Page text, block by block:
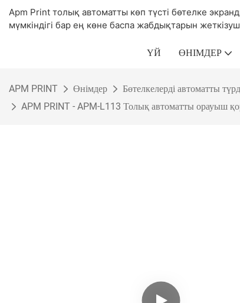
Apm Print толық автоматты көп түсті бөтелке
мүмкіндігі бар ең көне баспа жабдықтарын
ҮЙ ӨНІМДЕР
APM PRINT Өнімдер
Бөтелкелерді автоматты
APM PRINT - APM-L113 Толық автоматты орауыш